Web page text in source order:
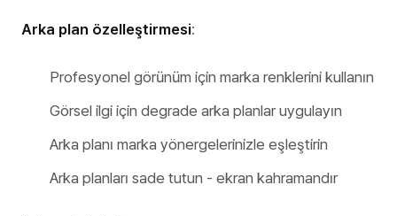
Arka plan özelleştirmesi:
Profesyonel görünüm için marka renklerini kullanın
Görsel ilgi için degrade arka planlar uygulayın
Arka planı marka yönergelerinizle eşleştirin
Arka planları sade tutun - ekran kahramandır